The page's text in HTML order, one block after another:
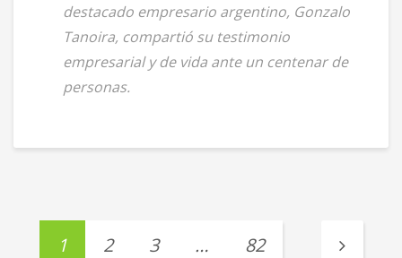
destacado empresario argentino, Gonzalo
Tanoira, compartió su testimonio
empresarial y de vida ante un centenar de
personas.
1 2 3 … 82